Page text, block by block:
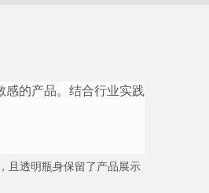
感的产品。结合行业实践
且透明瓶身保留了产品展示